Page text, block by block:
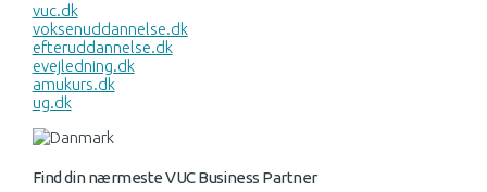
vuc.dk
voksenuddannelse.dk
efteruddannelse.dk
evejledning.dk
amukurs.dk
ug.dk
Find din nærmeste VUC Business Partner